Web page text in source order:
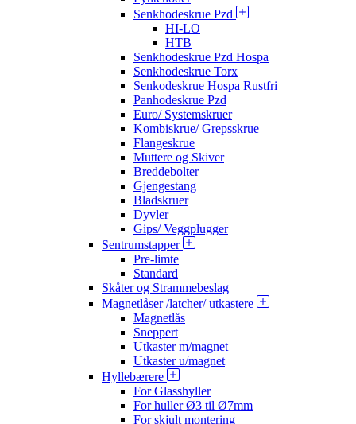
Senkhodeskrue Pzd
HI-LO
HTB
Senkhodeskrue Pzd Hospa
Senkhodeskrue Torx
Senkodeskrue Hospa Rustfri
Panhodeskrue Pzd
Euro/ Systemskruer
Kombiskrue/ Grepsskrue
Flangeskrue
Muttere og Skiver
Breddebolter
Gjengestang
Bladskruer
Dyvler
Gips/ Veggplugger
Sentrumstapper
Pre-limte
Standard
Skåter og Strammebeslag
Magnetlåser /latcher/ utkastere
Magnetlås
Sneppert
Utkaster m/magnet
Utkaster u/magnet
Hyllebærere
For Glasshyller
For huller Ø3 til Ø7mm
For skjult montering